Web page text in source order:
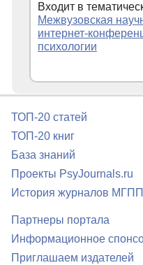
Входит в
Межвузовская
интернет-
психологии
ТОП-20 статей
ТОП-20 книг
База знаний
Проекты PsyJournals.ru
История журналов
Партнеры портала
Информационное
Приглашаем издателей